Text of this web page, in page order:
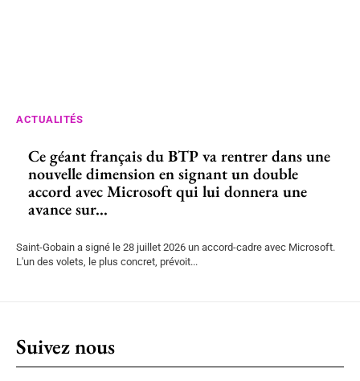
ACTUALITÉS
Ce géant français du BTP va rentrer dans une
nouvelle dimension en signant un double
accord avec Microsoft qui lui donnera une
avance sur...
Saint-Gobain a signé le 28 juillet 2026 un accord-cadre avec Microsoft.
L'un des volets, le plus concret, prévoit...
Suivez nous